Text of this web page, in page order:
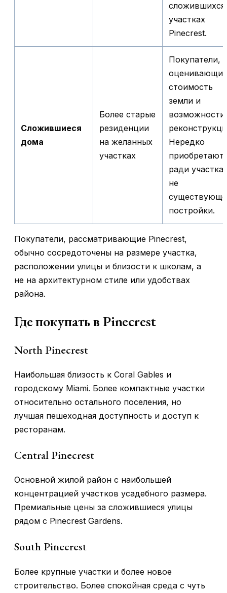
сложившихся
участках
Pinecrest.
Сложившиеся
дома
Более старые
резиденции
на желанных
участках
Покупатели,
оценивающие
стоимость
земли и
возможности
Нередко
ради
не
постройки.
Покупатели, рассматривающие Pinecrest,
обычно сосредоточены на размере участка,
расположении улицы и близости к школам, а
не на архитектурном стиле или удобствах
района.
Где покупать в Pinecrest
North Pinecrest
Наибольшая близость к Coral Gables и
городскому Miami. Более компактные участки
относительно остального поселения, но
лучшая пешеходная доступность и доступ к
ресторанам.
Central Pinecrest
Основной жилой район с наибольшей
концентрацией участков усадебного размера.
Премиальные цены за сложившиеся улицы
рядом с Pinecrest Gardens.
South Pinecrest
Более крупные участки и более новое
строительство. Более спокойная среда с чуть